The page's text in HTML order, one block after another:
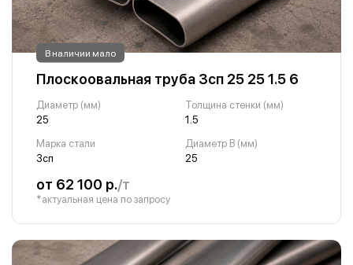
В наличии мало
Плоскоовальная труба 3сп 25 25 1.5 6
Диаметр (мм)
25
Толщина стенки (мм)
1.5
Марка стали
3сп
Диаметр B (мм)
25
от 62 100 р./т
*актуальная цена по запросу